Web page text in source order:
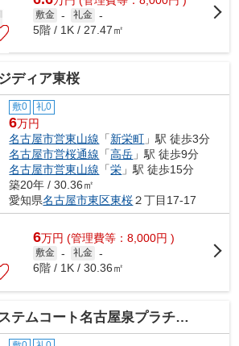
敷金 - 礼金 -
5階 / 1K / 27.47㎡
ディア東桜
敷0 礼0
6万円
名古屋市営東山線 「新栄町 」駅 徒歩3分
名古屋市営桜通線 「高岳 」駅 徒歩9分
名古屋市営東山線 「栄 」駅 徒歩15分
築20年 / 30.36㎡
愛知県名古屋市東区東桜２丁目17-17
6万円 (管理費等：8,000円 )
敷金 - 礼金 -
6階 / 1K / 30.36㎡
テムコート名古屋泉プラチナムゲート